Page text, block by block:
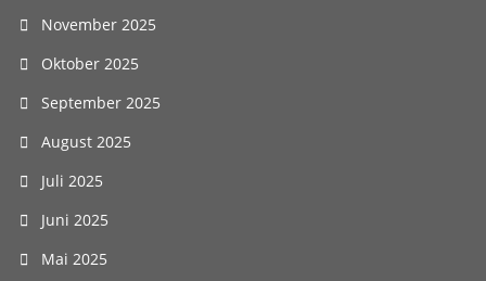
November 2025
Oktober 2025
September 2025
August 2025
Juli 2025
Juni 2025
Mai 2025